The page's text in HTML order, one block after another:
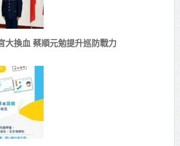
大換血 蔡順元勉提升巡防戰力